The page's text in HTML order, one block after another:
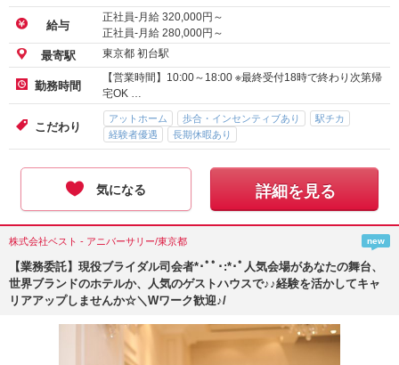
給与
正社員-月給 320,000円～
正社員-月給 280,000円～
最寄駅 東京都 初台駅
勤務時間
【営業時間】10:00～18:00 ※最終受付18時で終わり次第帰
宅OK …
こだわり
アットホーム 歩合・インセンティブあり
駅チカ
経験者優遇
長期休暇あり
気になる 詳細を見る
株式会社ベスト - アニバーサリー/東京都 new
【業務委託】現役ブライダル司会者*･ﾟﾟ･:*･ﾟ人気会場があなたの舞台、
世界ブランドのホテルか、人気のゲストハウスで♪♪経験を活かしてキャ
リアアップしませんか☆＼Wワーク歓迎♪/